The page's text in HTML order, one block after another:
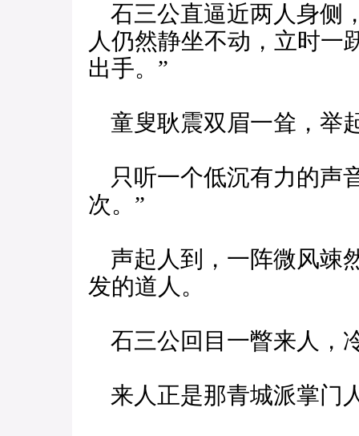
石三公直逼近两人身侧
人仍然静坐不动，立时一
出手。”
童叟耿震双眉一耸，举
只听一个低沉有力的声
次。”
声起人到，一阵微风竦
发的道人。
石三公回目一瞥来人，
来人正是那青城派掌门